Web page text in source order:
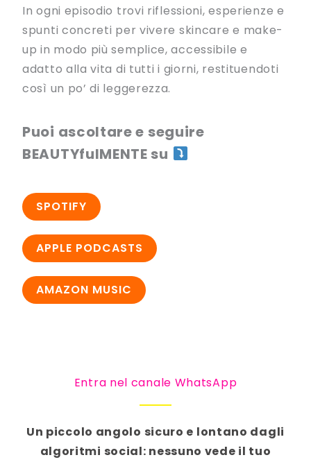
In ogni episodio trovi riflessioni, esperienze e
spunti concreti per vivere skincare e make-
up in modo più semplice, accessibile e
adatto alla vita di tutti i giorni, restituendoti
così un po’ di leggerezza.
Puoi ascoltare e seguire
BEAUTYfulMENTE su
SPOTIFY
APPLE PODCASTS
AMAZON MUSIC
Entra nel canale WhatsApp
Un piccolo angolo sicuro e lontano dagli
algoritmi social: nessuno vede il tuo